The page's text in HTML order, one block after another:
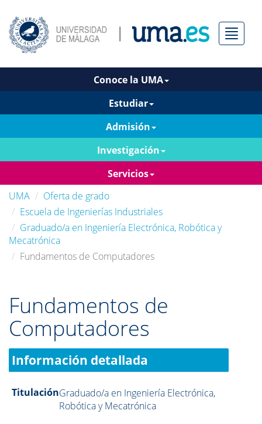
Menú
Conoce la UMA
Estudiar
Admisión
Investigación
Servicios
UMA
Oferta de grado
Escuela de Ingenierías Industriales
Graduado/a en Ingeniería Electrónica, Robótica y
Mecatrónica
Fundamentos de Computadores
Fundamentos de
Computadores
Información detallada
TitulaciónGraduado/a en Ingeniería Electrónica,
Robótica y Mecatrónica